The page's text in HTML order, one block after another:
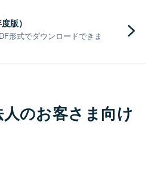
版）
形式でダウンロードできま
のお客さま向け